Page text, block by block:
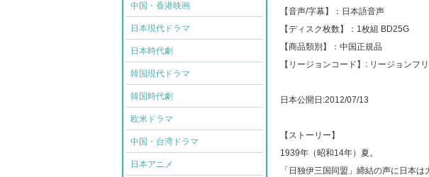
中国・香港映画
日本現代ドラマ
日本時代劇
韓国現代ドラマ
韓国時代劇
欧米ドラマ
中国・台湾ドラマ
日本アニメ
【音声/字幕】：日本語音声
【ディスク枚数】：1枚組 BD25G
【商品類別】：中国正規品
【リージョンコード】: リージョンフ
日本公開日:2012/07/13
【ストーリー】
1939年（昭和14年）夏。
「日独伊三国同盟」締結の声に日本